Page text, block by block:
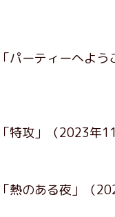
パーティーへよう
特攻」 （2023年
熱のある夜」
（